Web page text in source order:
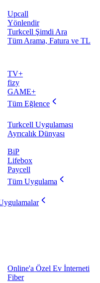
Upcall
Yönlendir
Turkcell Şimdi Ara
Tüm Arama, Fatura ve TL
TV+
fizy
GAME+
Tüm Eğlence
Turkcell Uygulaması
Ayrıcalık Dünyası
BiP
Lifebox
Paycell
Tüm Uygulama
Online'a Özel Ev İnterneti
Fiber